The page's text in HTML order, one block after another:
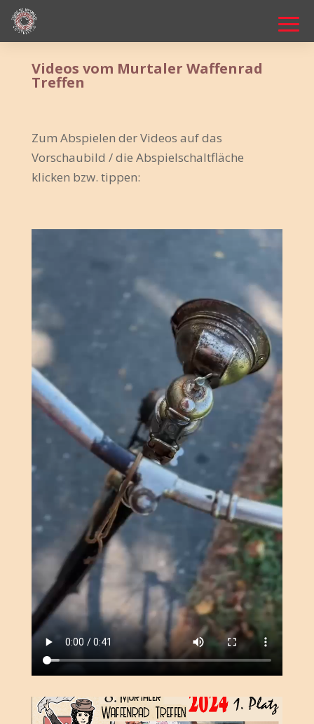
Videos vom Murtaler Waffenrad
Treffen
Zum Abspielen der Videos auf das
Vorschaubild / die Abspielschaltfläche
klicken bzw. tippen: